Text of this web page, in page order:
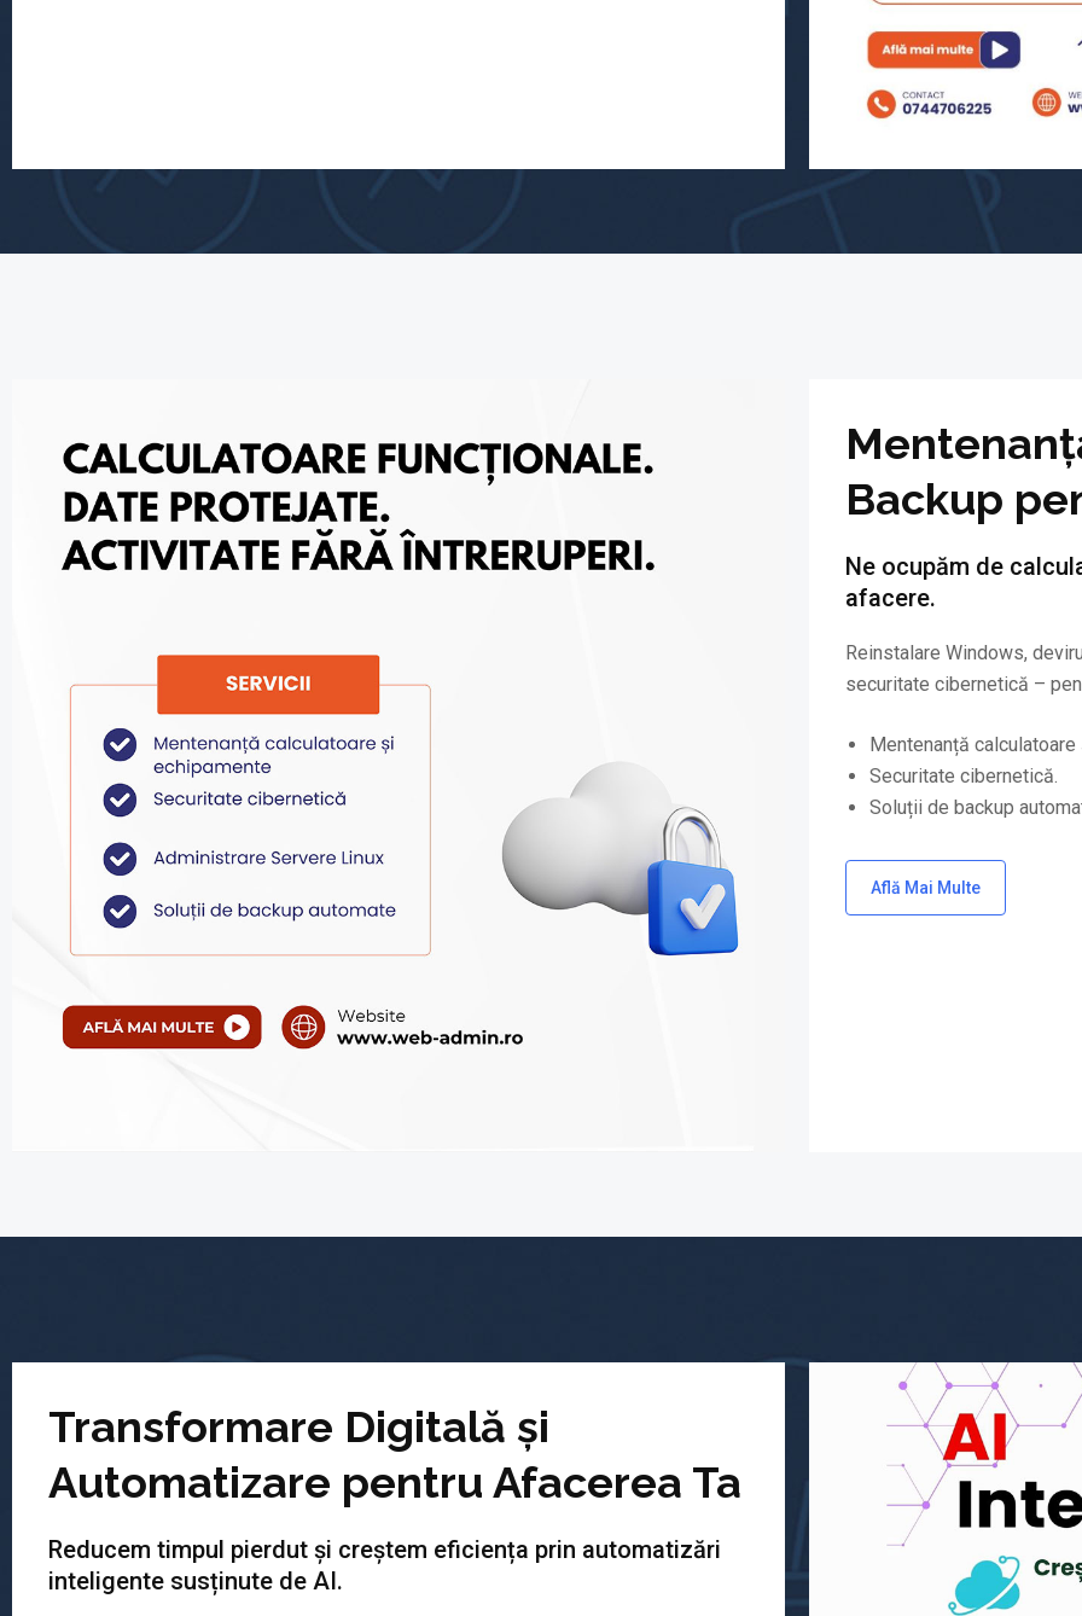
Backup
Ne ocupăm de
afacere.
Reinstalare Windows,
securitate cibernetică –
Mentenanță
Securitate cibernetică.
Soluții de backup
Află Mai Multe
Transformare Digitală și
Automatizare pentru Afacerea Ta
Reducem timpul pierdut și creștem eficiența prin automatizări
inteligente susținute de AI.